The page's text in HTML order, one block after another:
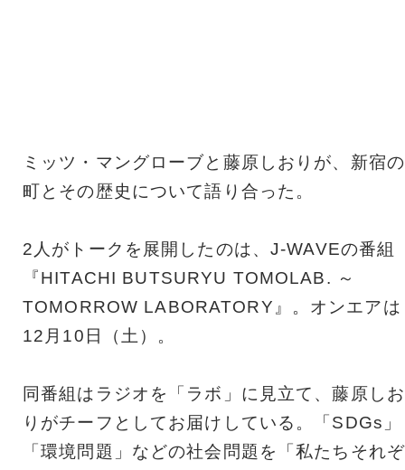
ミッツ・マングローブと藤原しおりが、新宿の
町とその歴史について語り合った。
2人がトークを展開したのは、J-WAVEの番組
『HITACHI BUTSURYU TOMOLAB. ～
TOMORROW LABORATORY』。オンエアは
12月10日（土）。
同番組はラジオを「ラボ」に見立て、藤原しお
りがチーフとしてお届けしている。「SDGs」
「環境問題」などの社会問題を「私たちそれぞ